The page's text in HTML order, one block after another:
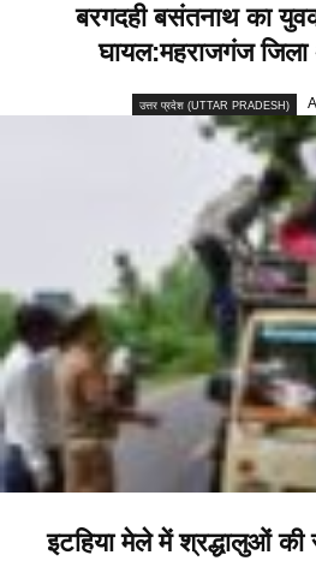
बरगदही बसंतनाथ का
घायल:महराजगंज
उत्तर प्रदेश (UTTAR PRADESH)
इटहिया मेले में श्रद्धालुओं की